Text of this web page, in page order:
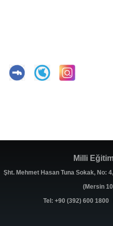
Milli
Şht. Mehmet Hasan Tuna Sokak, No:
(Mersin
Tel: +90 (392) 600